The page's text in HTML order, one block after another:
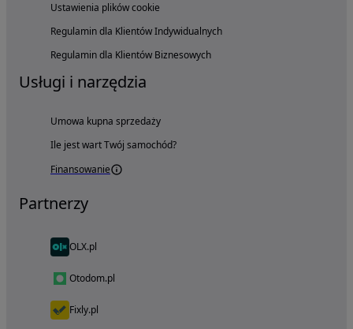
Ustawienia plików cookie
Regulamin dla Klientów Indywidualnych
Regulamin dla Klientów Biznesowych
Usługi i narzędzia
Umowa kupna sprzedaży
Ile jest wart Twój samochód?
Finansowanie
Partnerzy
OLX.pl
Otodom.pl
Fixly.pl